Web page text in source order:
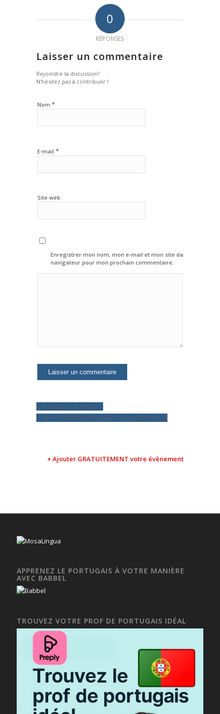
0
RÉPONSES
Laisser un commentaire
Rejoindre la discussion?
N’hésitez pas à contribuer !
Nom *
E-mail *
Site web
Enregistrer mon nom, mon e-mail et mon site dans le
navigateur pour mon prochain commentaire.
AS Rome – FC Porto
Soirée Franco-portugaise à Boissy St Léger
+ Ajouter GRATUITEMENT votre évènement
APPRENEZ LE PORTUGAIS À VOTRE MANIÈRE
AVEC BABBEL
TROUVEZ VOTRE PROF DE PORTUGAIS IDÉAL